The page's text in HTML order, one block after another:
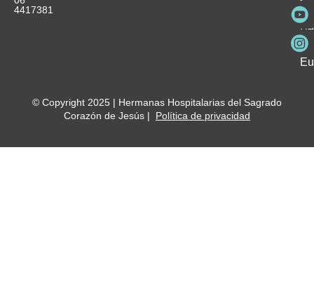
4417381
© Copyright 2025 | Hermanas Hospitalarias del Sagrado
Corazón de Jesús | Política de privacidad